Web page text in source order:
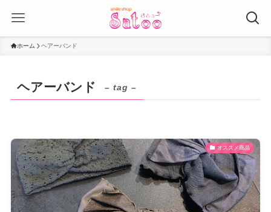
ホーム ヘアーバンド
ヘアーバンド – tag –
オススメ商品